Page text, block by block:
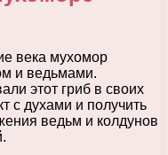
века мухомор
и ведьмами.
этот гриб в своих
с духами и получить
ведьм и колдунов